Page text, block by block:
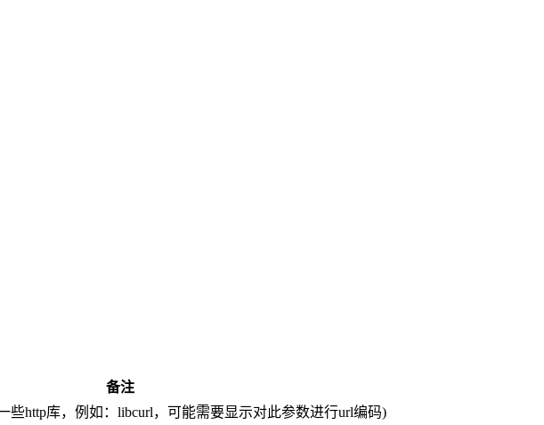
备注
些http库，例如：libcurl，可能需要显示对此参数进行url编码)